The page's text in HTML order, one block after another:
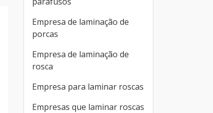
Empresa de laminação de
porcas
Empresa de laminação de
rosca
Empresa para laminar roscas
Empresas que laminar roscas